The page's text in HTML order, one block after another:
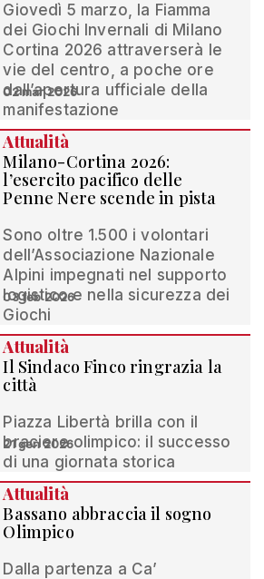
Giovedì 5 marzo, la Fiamma
dei Giochi Invernali di Milano
Cortina 2026 attraverserà le
vie del centro, a poche ore
dall’apertura ufficiale della
manifestazione
02 mar 2026
Attualità
Milano-Cortina 2026:
l’esercito pacifico delle
Penne Nere scende in pista
Sono oltre 1.500 i volontari
dell’Associazione Nazionale
Alpini impegnati nel supporto
logistico e nella sicurezza dei
Giochi
03 feb 2026
Attualità
Il Sindaco Finco ringrazia la
città
Piazza Libertà brilla con il
braciere olimpico: il successo
di una giornata storica
21 gen 2026
Attualità
Bassano abbraccia il sogno
Olimpico
Dalla partenza a Ca’